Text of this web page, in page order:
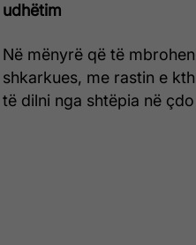
udhëtim
Në mënyrë që të
shkarkues, me rastin e
të dilni nga shtëpia në